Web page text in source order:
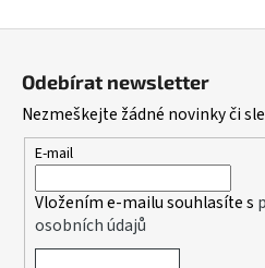
Odebírat newsletter
Nezmeškejte žádné novinky či
E-mail
Vložením e-mailu souhlasíte s
osobních údajů